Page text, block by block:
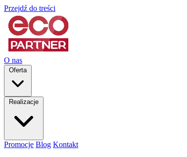
Przejdź do treści
O nas
Oferta
Realizacje
Promocje Blog Kontakt